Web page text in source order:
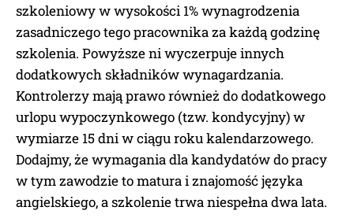
szkoleniowy w wysokości 1% wynagrodzenia
zasadniczego tego pracownika za każdą godzinę
szkolenia. Powyższe ni wyczerpuje innych
dodatkowych składników wynagardzania.
Kontrolerzy mają prawo również do dodatkowego
urlopu wypoczynkowego (tzw. kondycyjny) w
wymiarze 15 dni w ciągu roku kalendarzowego.
Dodajmy, że wymagania dla kandydatów do pracy
w tym zawodzie to matura i znajomość języka
angielskiego, a szkolenie trwa niespełna dwa lata.